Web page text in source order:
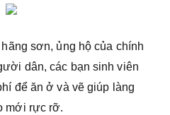
sơn, ủng hộ của chính
dân, các bạn sinh viên
để ăn ở và vẽ giúp làng
mới rực rỡ.